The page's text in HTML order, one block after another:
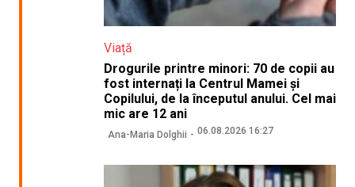
Viață
Drogurile printre minori: 70 de copii au
fost internați la Centrul Mamei și
Copilului, de la începutul anului. Cel mai
mic are 12 ani
Ana-Maria Dolghii 06.08.2026 16:27